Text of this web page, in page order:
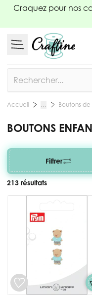
Allez au contenu
Craquez pour nos
Accueil … Boutons
BOUTONS
Filtrer
213 résultats